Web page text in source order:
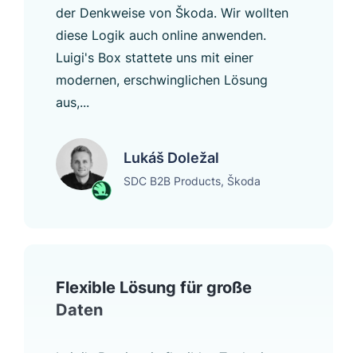
der Denkweise von Škoda. Wir wollten
diese Logik auch online anwenden.
Luigi's Box stattete uns mit einer
modernen, erschwinglichen Lösung
aus,...
Lukáš Doležal
SDC B2B Products, Škoda
Flexible Lösung für große
Daten